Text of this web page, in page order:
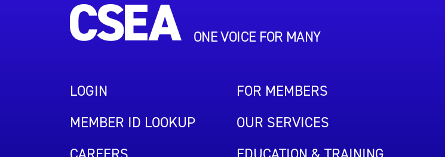
ONE VOICE FOR MANY
LOGIN
MEMBER ID LOOKUP
FOR MEMBERS
OUR SERVICES